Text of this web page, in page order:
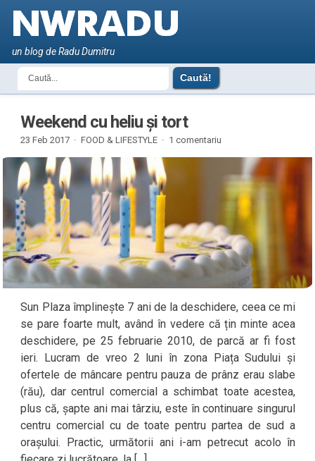
un blog de Radu Dumitru
Weekend cu heliu și tort
23 Feb 2017 · FOOD & LIFESTYLE · 1 comentariu
Sun Plaza împlinește 7 ani de la deschidere, ceea ce mi
se pare foarte mult, având în vedere că țin minte acea
deschidere, pe 25 februarie 2010, de parcă ar fi fost
ieri. Lucram de vreo 2 luni în zona Piața Sudului și
ofertele de mâncare pentru pauza de prânz erau slabe
(rău), dar centrul comercial a schimbat toate acestea,
plus că, șapte ani mai târziu, este în continuare singurul
centru comercial cu de toate pentru partea de sud a
orașului. Practic, următorii ani i-am petrecut acolo în